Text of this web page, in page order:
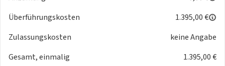
- PEUGEOT i-Toggles
- Induktive Ladestation (15 W)
📦Drive-Assist Paket:
Überführungskosten
1.395,00 €
Zulassungskosten
keine Angabe
Gesamt, einmalig
1.395,00 €